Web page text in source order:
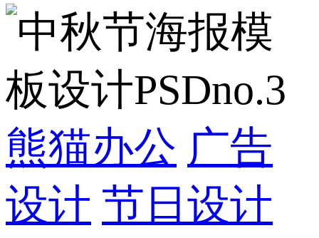
熊猫办公 广告
设计 节日设计